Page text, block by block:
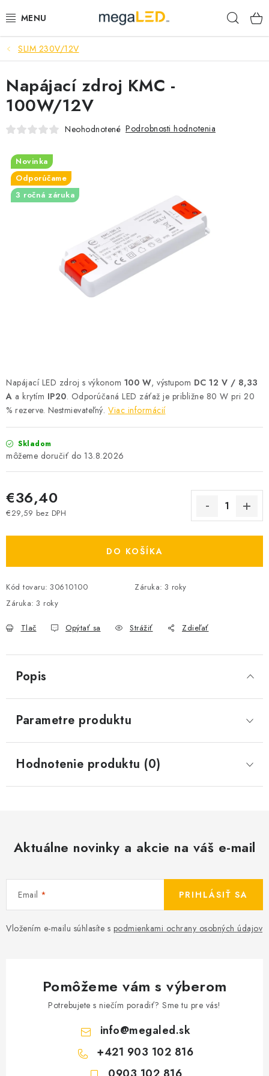
na
PRIEMYSEL
SVIETIDLÁ
ŽIAROVKY A TRUBICE
ELEKTROMATERIÁL
SAMSUNG SVIETIDLÁ
SOLÁRNE SYSTÉMY
SEZÓNNE VÝPREDAJE POĽNOPOTREBY
KONTAKTY
O NÁS - MEGALED & JANTON ZÁKAMENNÉ
Reklamácie a formulár na odstúpenie od zmluvy
O nás - MEGALED & JANTON Zákamenné
Zľavy pre profíkov
SLIM 230V/12V
Napájací LED zdroj s výkonom 100 W, výstupom DC 12 V / 8,33
A a krytím IP20. Odporúčaná LED záťaž je približne 80 W pri 20
% rezerve. Nestmievateľný. Viac informácií
Skladom
13.8.2026
€36,40
€29,59 bez DPH
DO KOŠÍKA
Kód tovaru: 30610100 Záruka: 3 roky
Záruka: 3 roky
Tlač Opýtať sa Strážiť Zdieľať
Napájací zdroj KMC -
100W/12V
Neohodnotené Podrobnosti hodnotenia
Novinka
Odporúčame
3 ročná záruka
Popis
Parametre produktu
Hodnotenie produktu (0)
Aktuálne novinky a akcie na váš e-mail
Email
Vložením e-mailu súhlasíte s podmienkami ochrany osobných údajov
PRIHLÁSIŤ SA
Pomôžeme vám s výberom
Potrebujete s niečím poradiť? Sme tu pre vás!
info@megaled.sk
+421 903 102 816